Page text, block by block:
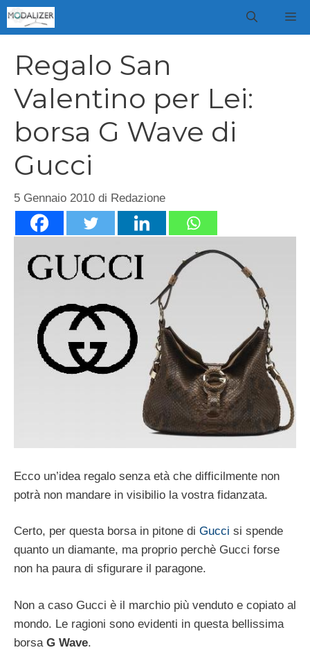
Vai
al
Regalo San
Valentino per Lei:
borsa G Wave di
Gucci
5 Gennaio 2010 di Redazione
Ecco un’idea regalo senza età che difficilmente non
potrà non mandare in visibilio la vostra fidanzata.
Certo, per questa borsa in pitone di Gucci si spende
quanto un diamante, ma proprio perchè Gucci forse
non ha paura di sfigurare il paragone.
Non a caso Gucci è il marchio più venduto e copiato al
mondo. Le ragioni sono evidenti in questa bellissima
borsa G Wave.